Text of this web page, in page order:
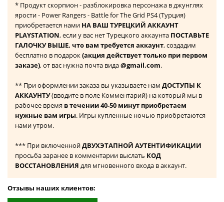
* Продукт скорпион - разблокировка персонажа в джунглях
ярости - Power Rangers - Battle for The Grid PS4 (Турция)
приобретается нами НА ВАШ ТУРЕЦКИЙ АККАУНТ
PLAYSTATION, если у вас нет Турецкого аккаунта ПОСТАВЬТЕ
ГАЛОЧКУ ВЫШЕ, что вам требуется аккаунт, создадим
бесплатно в подарок(акция действует только при первом
заказе), от вас нужна почта вида@gmail.com.
** При оформлении заказа вы указываете нам ДОСТУПЫ К
АККАУНТУ(вводите в поле Комментарий) на который мы в
рабочее время в течении 40-50 минут приобретаем
нужные вам игры. Игры купленные ночью приобретаются
нами утром.
*** При включеннойДВУХЭТАПНОЙ АУТЕНТИФИКАЦИИ
просьба заранее в комментарии выслать КОД
ВОССТАНОВЛЕНИЯ для мгновенного входа в аккаунт.
Отзывы наших клиентов: